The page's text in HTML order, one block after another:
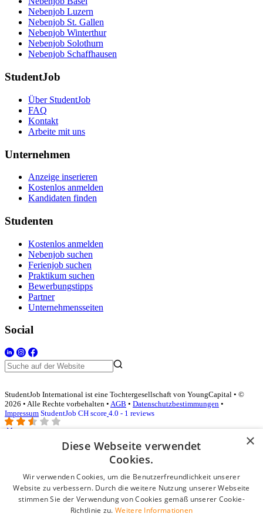
Nebenjob Luzern
Nebenjob St. Gallen
Nebenjob Winterthur
Nebenjob Solothurn
Nebenjob Schaffhausen
StudentJob
Über StudentJob
FAQ
Kontakt
Arbeite mit uns
Unternehmen
Anzeige inserieren
Kostenlos anmelden
Kandidaten finden
Studenten
Kostenlos anmelden
Nebenjob suchen
Ferienjob suchen
Praktikum suchen
Bewerbungstipps
Partner
Unternehmensseiten
Social
StudentJob International ist eine Tochtergesellschaft von YoungCapital • ©
2026 • Alle Rechte vorbehalten • AGB • Datenschutzbestimmungen •
Impressum StudentJob CH score 4.0 - 1 reviews
Login für Unternehmen
E-Mail*
Passwort
×
Diese Webseite verwendet
Cookies.
Wir verwenden Cookies, um die Benutzerfreundlichkeit unserer
Website zu verbessern. Durch die weitere Nutzung unserer Webseite
stimmen Sie der Verwendung von Cookies gemäß unserer Cookie-
Richtlinie zu. Weitere Informationen